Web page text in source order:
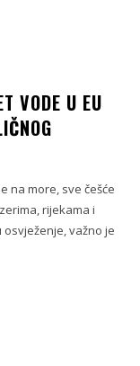
VODE U EU
na more, sve češće
rijekama i
važno je